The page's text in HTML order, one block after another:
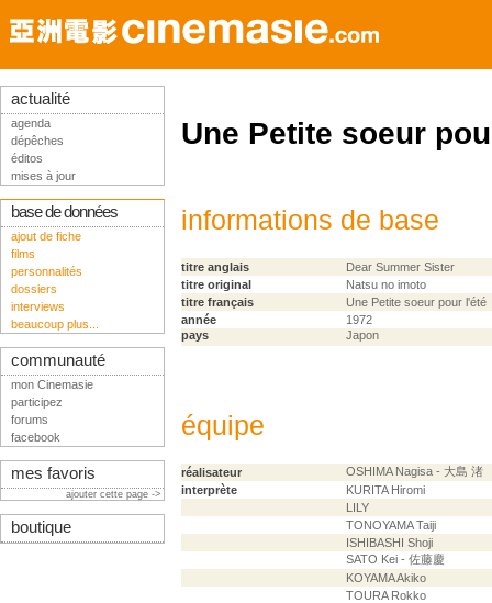
Une Petite soeur
informations de base
titre anglais
Dear Summer Sister
titre original
Natsu no imoto
titre français
Une Petite soeur pour l'été
année
1972
pays
Japon
équipe
réalisateur
OSHIMA Nagisa - 大島 渚
interprète
KURITA Hiromi
LILY
TONOYAMA Taiji
ISHIBASHI Shoji
SATO Kei - 佐藤慶
KOYAMA Akiko
TOURA Rokko
actualité
agenda
dépêches
éditos
mises à jour
base de données
ajout de fiche
films
personnalités
dossiers
interviews
beaucoup plus...
communauté
mon Cinemasie
participez
forums
facebook
mes favoris
ajouter cette page ->
boutique